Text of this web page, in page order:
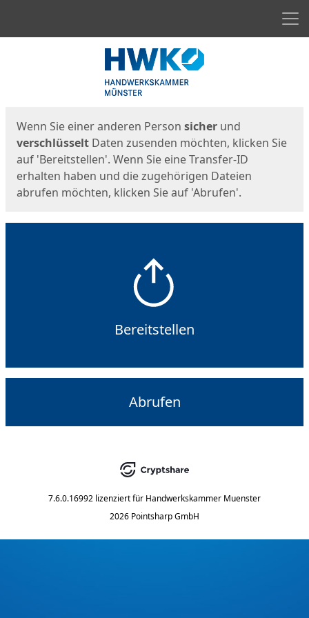
Wenn Sie einer anderen Person sicher und
verschlüsselt Daten zusenden möchten, klicken Sie
auf 'Bereitstellen'. Wenn Sie eine Transfer-ID
erhalten haben und die zugehörigen Dateien
abrufen möchten, klicken Sie auf 'Abrufen'.
Bereitstellen
Abrufen
7.6.0.16992 lizenziert für Handwerkskammer Muenster
2026 Pointsharp GmbH